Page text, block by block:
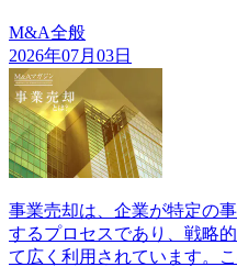
M&A全般
2026年07月03日
事業売却は、企業が特定の
するプロセスであり、戦略
て広く利用されています。